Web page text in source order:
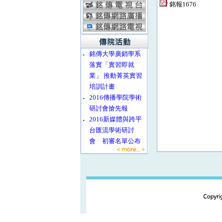
‧
銘傳大學廣銷學系
落實「實習即就
業」 推動菁英實習
培訓計畫
‧
2016傳播學院學術
研討會搶先報
‧
2016新媒體與跨平
台匯流學術研討
會 初審名單公布
銘報1676